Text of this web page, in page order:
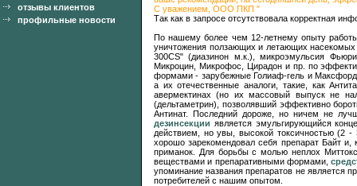
отзывы клиентов
профильные новости
С уважением, ООО ПКП "
Так как в запросе отсутствовала корректная
По нашему более чем 12-летнему опыту
уничтожения ползающих и летающих
300CS" (диазинон м.к.), микроэмульсия
Микроцин, Микрофос, Цирадон и пр. по
формами - зарубежные Голиаф-гель и
а их отечественные аналоги, такие, как
авермектинах (но их массовый выпуск не
(дельтаметрин), позволявший эффективно
Антинат. Последний дороже, но ничем не
дезинсекции является эмульгирующийся
действием, но увы, высокой токсичностью (2
хорошо зарекомендовал себя препарат Байт
приманок. Для борьбы с молью неплох
веществами и препаративными формами,
упоминание названия препаратов не является
потребителей с нашим опытом.